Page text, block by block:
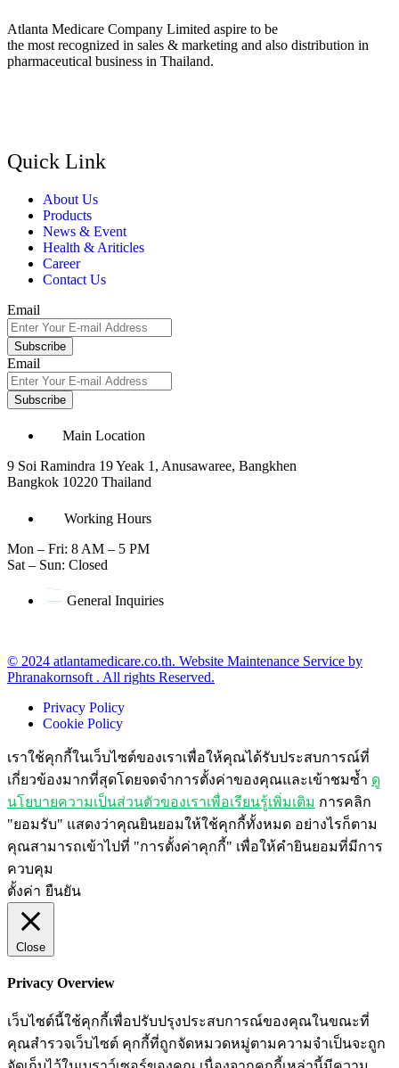
Atlanta Medicare Company Limited aspire to be
the most recognized in sales & marketing and also distribution in
pharmaceutical business in Thailand.
Quick Link
About Us
Products
News & Event
Health & Ariticles
Career
Contact Us
Email
Subscribe
Email
Subscribe
Main Location
9 Soi Ramindra 19 Yeak 1, Anusawaree, Bangkhen
Bangkok 10220 Thailand
Working Hours
Mon – Fri: 8 AM – 5 PM
Sat – Sun: Closed
General Inquiries
© 2024 atlantamedicare.co.th. Website Maintenance Service by
Phranakornsoft . All rights Reserved.
Privacy Policy
Cookie Policy
เราใช้คุกกี้ในเว็บไซต์ของเราเพื่อให้คุณได้รับประสบการณ์ที่
เกี่ยวข้องมากที่สุดโดยจดจำการตั้งค่าของคุณและเข้าชมซ้ำ ดู
นโยบายความเป็นส่วนตัวของเราเพื่อเรียนรู้เพิ่มเติม การคลิก
"ยอมรับ" แสดงว่าคุณยินยอมให้ใช้คุกกี้ทั้งหมด อย่างไรก็ตาม
คุณสามารถเข้าไปที่ "การตั้งค่าคุกกี้" เพื่อให้คำยินยอมที่มีการ
ควบคุม
ตั้งค่า ยืนยัน
Close
Privacy Overview
เว็บไซต์นี้ใช้คุกกี้เพื่อปรับปรุงประสบการณ์ของคุณในขณะที่
คุณสำรวจเว็บไซต์ คุกกี้ที่ถูกจัดหมวดหมู่ตามความจำเป็นจะถูก